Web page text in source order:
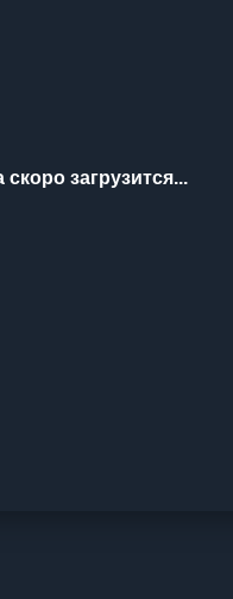
загрузится...